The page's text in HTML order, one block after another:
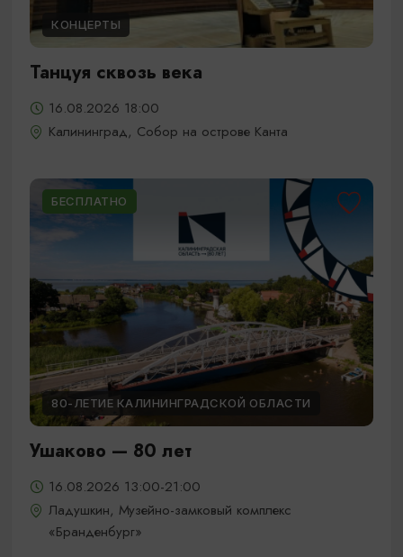
КОНЦЕРТЫ
Танцуя сквозь века
16.08.2026 18:00
Калининград, Собор на острове Канта
БЕСПЛАТНО
80-ЛЕТИЕ КАЛИНИНГРАДСКОЙ ОБЛАСТИ
Ушаково — 80 лет
16.08.2026 13:00-21:00
Ладушкин, Музейно-замковый комплекс
«Бранденбург»